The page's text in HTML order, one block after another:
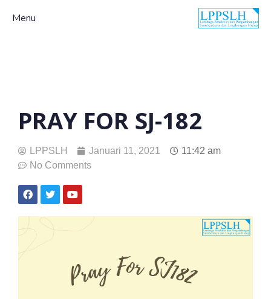
Menu
PRAY FOR SJ-182
LPPSLH Januari 11, 2021
11:42 am
No Comments